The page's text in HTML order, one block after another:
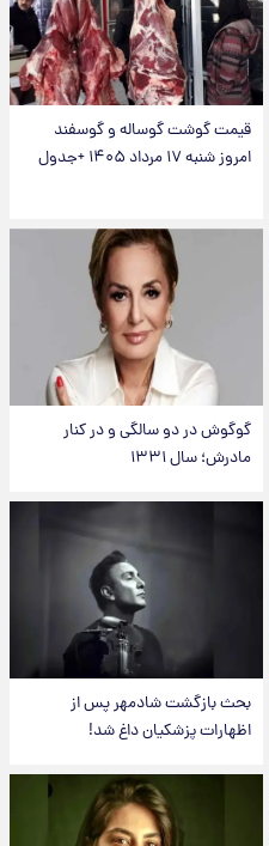
قیمت گوشت گوساله و گوسفند
امروز شنبه ۱۷ مرداد ۱۴۰۵ +جدول
گوگوش در دو سالگی و در کنار
مادرش؛ سال ۱۳۳۱
بحث بازگشت شادمهر پس از
اظهارات پزشکیان داغ شد!